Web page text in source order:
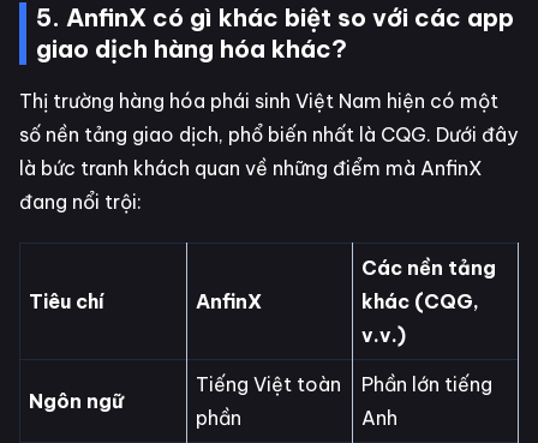
5. AnfinX có gì khác biệt so với các app
giao dịch hàng hóa khác?
Thị trường hàng hóa phái sinh Việt Nam hiện có một
số nền tảng giao dịch, phổ biến nhất là CQG. Dưới đây
là bức tranh khách quan về những điểm mà AnfinX
đang nổi trội:
Tiêu chí AnfinX
Các nền tảng
khác (CQG,
v.v.)
Ngôn ngữ
Tiếng Việt toàn
phần
Phần lớn tiếng
Anh